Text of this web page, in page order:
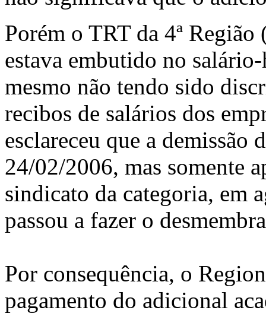
Porém o TRT da 4ª
estava embutido no
mesmo não tendo sido
recibos de salários dos
esclareceu que a demissão
24/02/2006, mas somente
sindicato da categoria, em
passou a fazer o
Por consequência, o
pagamento do adicional